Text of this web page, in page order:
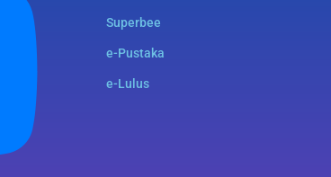
Superbee
e-Pustaka
e-Lulus